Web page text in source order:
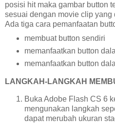
posisi hit maka gambar button
sesuai dengan movie clip yang
Ada tiga cara pemanfaatan
membuat button sendiri
memanfaatkan button
memanfaatkan button
LANGKAH-LANGKAH
Buka Adobe Flash CS 6
mengunakan langkah
dapat merubah ukuran